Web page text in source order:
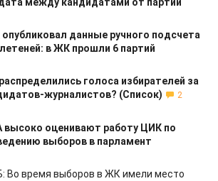
данные ручного подсчета
в ЖК прошли 6 партий
голоса избирателей за
журналистов? (Cписок)
2
оценивают работу ЦИК по
выборов в парламент
Во время выборов в ЖК имели место